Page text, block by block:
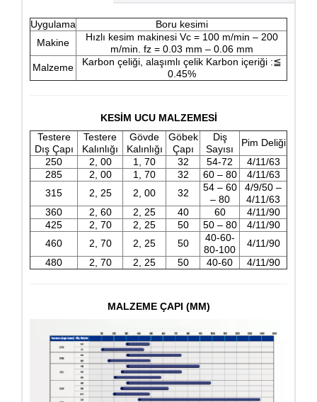
Uygulama
Boru kesimi
Makine
Hızlı kesim makinesi Vc = 100 m/min – 200
m/min. fz = 0.03 mm – 0.06 mm
Malzeme
Karbon çeliği, alaşımlı çelik Karbon içeriği :≦
0.45%
KESİM UCU MALZEMESİ
Testere
Dış Çapı
Testere
Kalınlığı
Gövde
Kalınlığı
Göbek
Çapı
Diş
Sayısı
Pim Deliği
250
2, 00 1, 70 32 54-72
4/11/63
285
2, 00 1, 70 32 60 – 80
4/11/63
315
2, 25 2, 00 32
54 – 60
– 80
4/9/50 –
4/11/63
360
2, 60 2, 25 40 60
4/11/90
425
2, 70 2, 25 50 50 – 80
4/11/90
460
2, 70 2, 25 50
40-60-
80-100
4/11/90
480
2, 70 2, 25 50 40-60 4/11/90
MALZEME ÇAPI (MM)